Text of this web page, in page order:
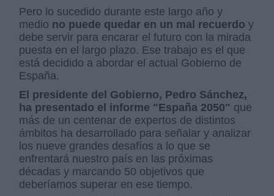
Pero lo sucedido durante este largo año y
medio no puede quedar en un mal recuerdo y
debe servir para encarar el futuro con la mirada
puesta en el largo plazo. Ese trabajo es el que
está decidido a abordar el actual Gobierno de
España.
El presidente del Gobierno, Pedro Sánchez,
ha presentado el informe "España 2050" que
más de un centenar de expertos de distintos
ámbitos ha desarrollado para señalar y analizar
los nueve grandes desafíos a lo que se
enfrentará nuestro país en las próximas
décadas y marcando 50 objetivos que
deberíamos superar en ese tiempo.